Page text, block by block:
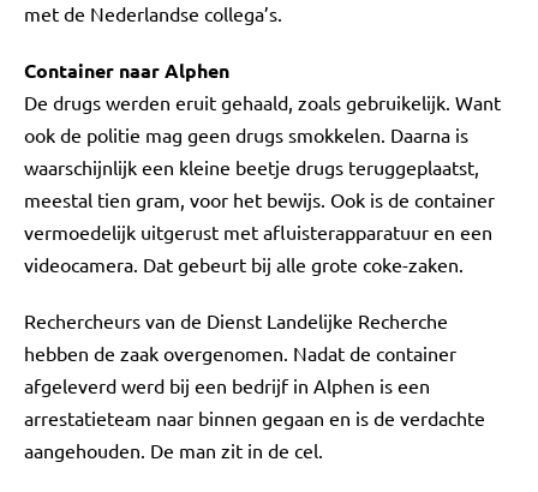
met de Nederlandse collega’s.
Container naar Alphen
De drugs werden eruit gehaald, zoals gebruikelijk. Want
ook de politie mag geen drugs smokkelen. Daarna is
waarschijnlijk een kleine beetje drugs teruggeplaatst,
meestal tien gram, voor het bewijs. Ook is de container
vermoedelijk uitgerust met afluisterapparatuur en een
videocamera. Dat gebeurt bij alle grote coke-zaken.
Rechercheurs van de Dienst Landelijke Recherche
hebben de zaak overgenomen. Nadat de container
afgeleverd werd bij een bedrijf in Alphen is een
arrestatieteam naar binnen gegaan en is de verdachte
aangehouden. De man zit in de cel.